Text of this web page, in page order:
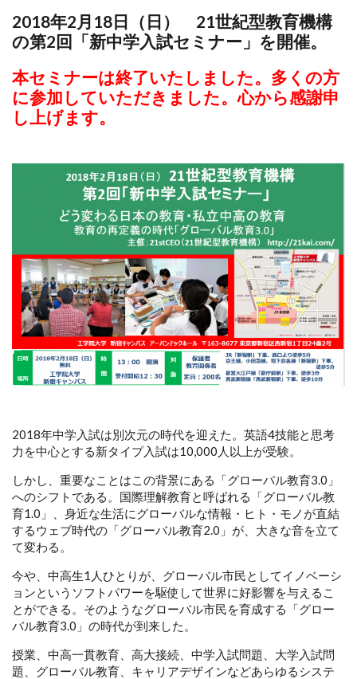
2018年2月18日（日） 21世紀型教育機構
の第2回「新中学入試セミナー」を開催。
本セミナーは終了いたしました。多くの方
に参加していただきました。心から感謝申
し上げます。
2018年中学入試は別次元の時代を迎えた。英語4技能と思考
力を中心とする新タイプ入試は10,000人以上が受験。
しかし、重要なことはこの背景にある「グローバル教育3.0」
へのシフトである。国際理解教育と呼ばれる「グローバル教
育1.0」、身近な生活にグローバルな情報・ヒト・モノが直結
するウェブ時代の「グローバル教育2.0」が、大きな音を立て
て変わる。
今や、中高生1人ひとりが、グローバル市民としてイノベーシ
ョンというソフトパワーを駆使して世界に好影響を与えるこ
とができる。そのようなグローバル市民を育成する「グロー
バル教育3.0」の時代が到来した。
授業、中高一貫教育、高大接続、中学入試問題、大学入試問
題、グローバル教育、キャリアデザインなどあらゆるシステ